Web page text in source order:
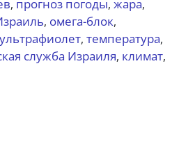
, прогноз погоды, жара,
, омега-блок,
ультрафиолет, температура,
служба Израиля, климат,